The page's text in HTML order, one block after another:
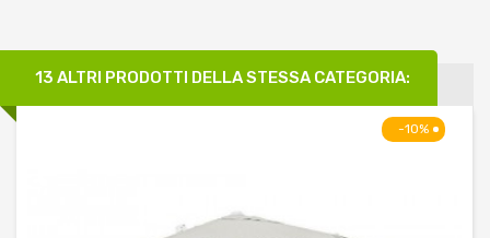
13 ALTRI PRODOTTI DELLA STESSA CATEGORIA:
-10%